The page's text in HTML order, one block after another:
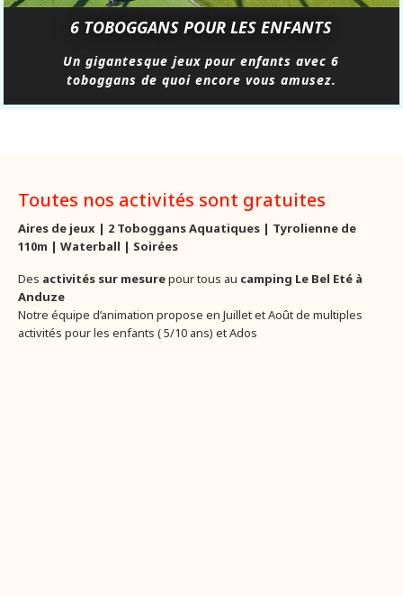
6 TOBOGGANS POUR LES ENFANTS
Un gigantesque jeux pour enfants avec 6
toboggans de quoi encore vous amusez.
Toutes nos activités sont gratuites
Aires de jeux | 2 Toboggans Aquatiques | Tyrolienne de
110m | Waterball | Soirées
Des activités sur mesurepour tous au camping Le Bel Eté à
Anduze
Notre équipe d’animation propose en Juillet et Août de multiples
activités pour les enfants ( 5/10 ans) et Ados